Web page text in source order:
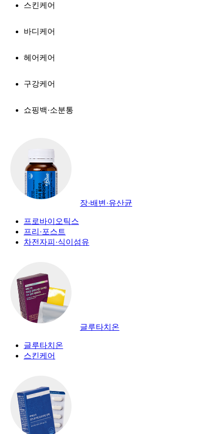
스킨케어
바디케어
헤어케어
구강케어
쇼핑백·소분통
장·배변·유산균
프로바이오틱스
프리·포스트
차전자피·식이섬유
글루타치온
글루타치온
스킨케어